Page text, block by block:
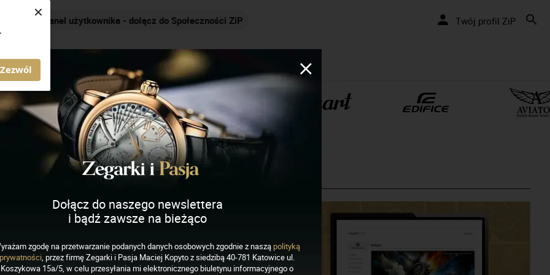
Zezwól
× Nakręcamy pozytywnie... cały czas! Twój profil ZiP
ZEGARKI I PASJA
Dołącz do naszego newslettera
i bądź zawsze na bieżąco
zgodę na przetwarzanie podanych danych osobowych zgodnie z naszą polityką
prywatności, przez firmę Zegarki i Pasja Maciej Kopyto z siedzibą 40-781 Katowice ul.
Koszykowa 15a/5, w celu przesyłania mi elektronicznego biuletynu informacyjnego o